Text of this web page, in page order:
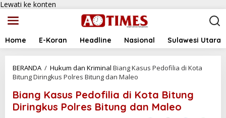
Lewati ke konten
Home E-Koran Headline Nasional Sulawesi Utara
BERANDA / Hukum dan Kriminal Biang Kasus Pedofilia di Kota
Bitung Diringkus Polres Bitung dan Maleo
Biang Kasus Pedofilia di Kota Bitung
Diringkus Polres Bitung dan Maleo